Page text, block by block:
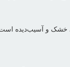
و آسیب‌دیده است